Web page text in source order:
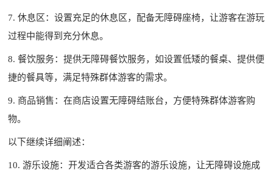
7. 休息区：设置充足的休息区，配备无障碍座椅，让游客在游玩
过程中能得到充分休息。
8. 餐饮服务：提供无障碍餐饮服务，如设置低矮的餐桌、提供便
捷的餐具等，满足特殊群体游客的需求。
9. 商品销售：在商店设置无障碍结账台，方便特殊群体游客购
物。
以下继续详细阐述：
10. 游乐设施：开发适合各类游客的游乐设施，让无障碍设施成